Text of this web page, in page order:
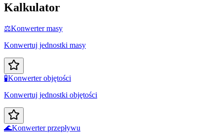
Kalkulator
⚖️Konwerter masy
Konwertuj jednostki masy
🧪Konwerter objętości
Konwertuj jednostki objętości
🌊Konwerter przepływu